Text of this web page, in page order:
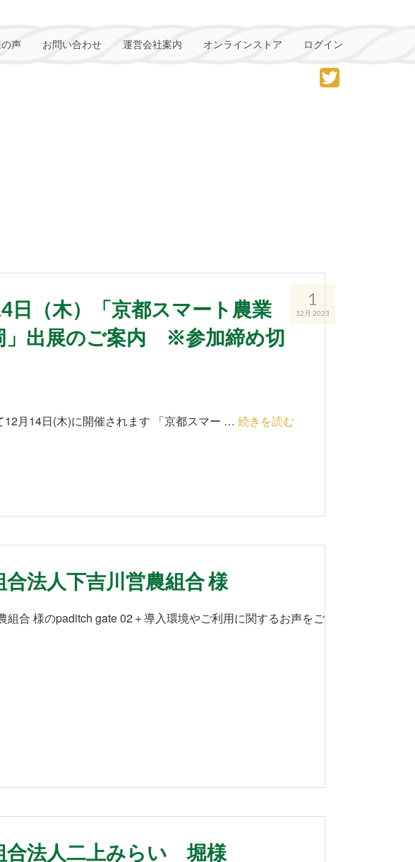
ログイン
オンラインストア
運営会社案内
お問い合わせ
声
1
12月 2023
日（木）「京都スマート農業
」出展のご案内 ※参加締め切
月14日(木)に開催されます 「京都スマー … 続きを読む
法人下吉川営農組合 様
組合 様のpaditch gate 02＋導入環境やご利用に関するお声をご
法人二上みらい 堀様